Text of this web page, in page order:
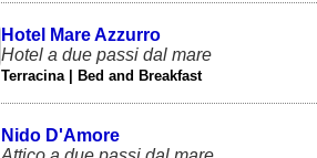
Hotel Mare Azzurro
Hotel a due passi dal mare
Terracina | Bed and Breakfast
Nido D'Amore